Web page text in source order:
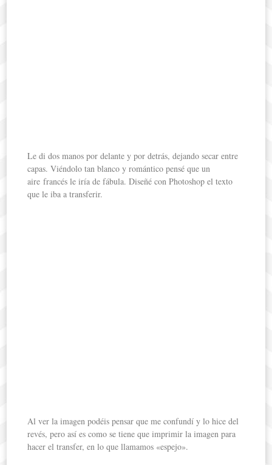
Le di dos manos por delante y por detrás, dejando secar entre
capas. Viéndolo tan blanco y romántico pensé que un
aire francés le iría de fábula. Diseñé con Photoshop el texto
que le iba a transferir.
Al ver la imagen podéis pensar que me confundí y lo hice del
revés, pero así es como se tiene que imprimir la imagen para
hacer el transfer, en lo que llamamos «espejo».